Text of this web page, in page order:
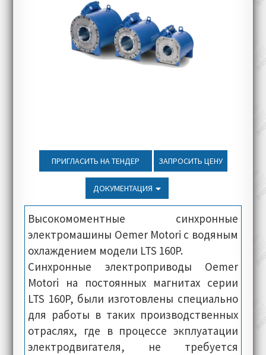
ПРИГЛАСИТЬ НА ТЕНДЕР ЗАПРОСИТЬ ЦЕНУ
ДОКУМЕНТАЦИЯ
Высокомоментные синхронные
электромашины Oemer Motori с водяным
охлаждением модели LTS 160P.
Синхронные электроприводы Oemer
Motori на постоянных магнитах серии
LTS 160P, были изготовлены специально
для работы в таких производственных
отраслях, где в процессе экплуатации
электродвигателя, не требуется